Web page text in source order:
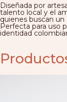
Diseñada por
talento local y el
quienes buscan
Perfecta para uso
identidad